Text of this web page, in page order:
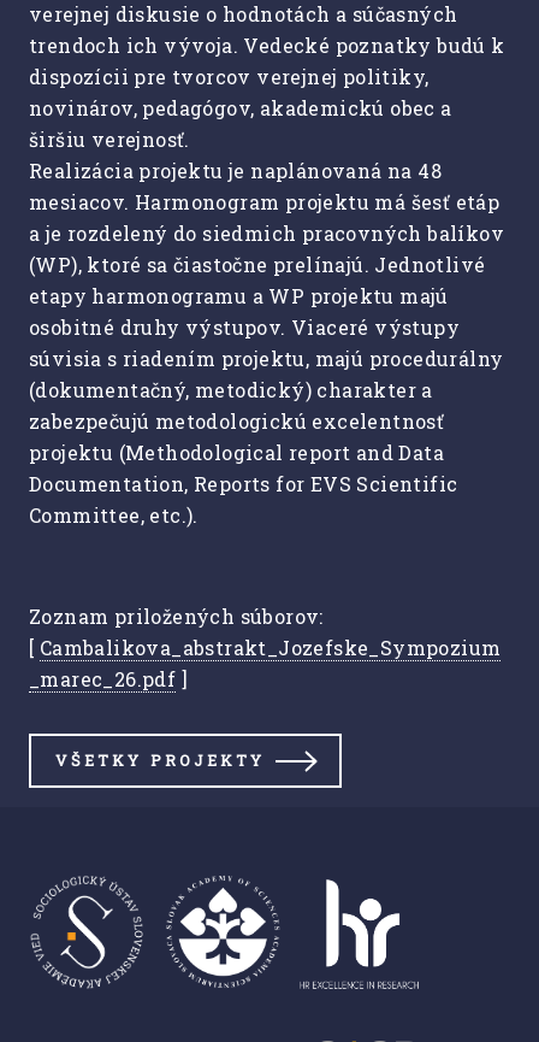
verejnej diskusie o hodnotách a súčasných
trendoch ich vývoja. Vedecké poznatky budú k
dispozícii pre tvorcov verejnej politiky,
novinárov, pedagógov, akademickú obec a
širšiu verejnosť.
Realizácia projektu je naplánovaná na 48
mesiacov. Harmonogram projektu má šesť etáp
a je rozdelený do siedmich pracovných balíkov
(WP), ktoré sa čiastočne prelínajú. Jednotlivé
etapy harmonogramu a WP projektu majú
osobitné druhy výstupov. Viaceré výstupy
súvisia s riadením projektu, majú procedurálny
(dokumentačný, metodický) charakter a
zabezpečujú metodologickú excelentnosť
projektu (Methodological report and Data
Documentation, Reports for EVS Scientific
Committee, etc.).
Zoznam priložených súborov:
[ Cambalikova_abstrakt_Jozefske_Sympozium
_marec_26.pdf ]
VŠETKY PROJEKTY